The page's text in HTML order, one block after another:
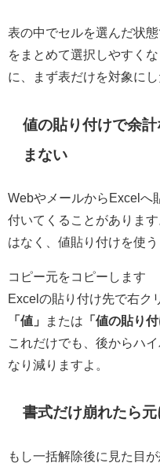
表の中でセルを選んだ状
をまとめて選択しやすく
に、まず表だけを対象に
値の貼り付けで余
まない
WebやメールからExcelへ
付いてくることがありま
はなく、値貼り付けを使う
コピー元をコピーします
Excelの貼り付け先で右ク
「値」
または 「値の貼り付
これだけでも、後からハ
なり減りますよ。
書式だけ崩れたら
もし一括解除後に見た目